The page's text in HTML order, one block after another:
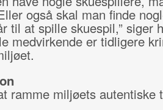
også skal man finde
til at spille skuespil,” siger
medvirkende er tidligere
ramme miljøets autentiske